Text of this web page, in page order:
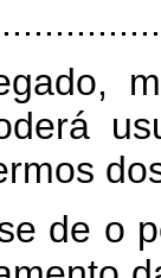
de o